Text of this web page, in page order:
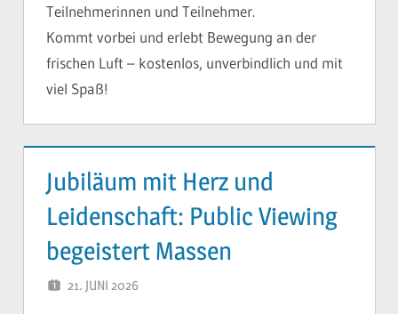
Teilnehmerinnen und Teilnehmer.
Kommt vorbei und erlebt Bewegung an der
frischen Luft – kostenlos, unverbindlich und mit
viel Spaß!
Jubiläum mit Herz und
Leidenschaft: Public Viewing
begeistert Massen
21. JUNI 2026